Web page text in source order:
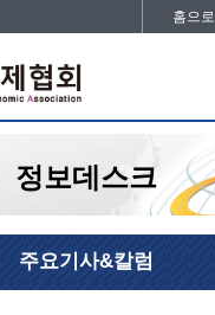
홈으로
정보데스크
주요기사&칼럼